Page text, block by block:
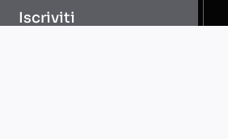
Iscriviti